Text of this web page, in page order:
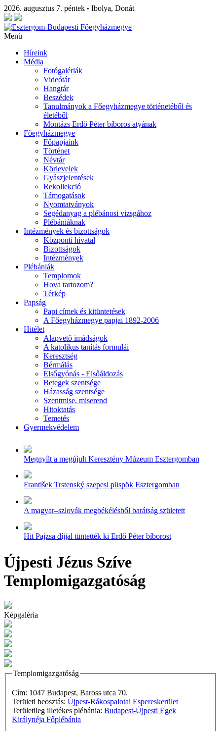
2026. augusztus 7. péntek • Ibolya, Donát
Menü
Híreink
Média
Fotógalériák
Videótár
Hangtár
Beszédek
Tanulmányok a Főegyházmegye történetéből és
életéből
Montázs Erdő Péter bíboros atyának
Főegyházmegye
Főpapjaink
Történet
Névtár
Körlevelek
Gyászjelentések
Rekollekció
Támogatások
Nyomtatványok
Segédanyag a plébánosi vizsgához
Plébániáknak
Intézmények és bizottságok
Központi hivatal
Bizottságok
Intézmények
Plébániák
Templomok
Hova tartozom?
Térkép
Papság
Papi címek és kitüntetések
A Főegyházmegye papjai 1892-2006
Hitélet
Alapvető imádságok
A katolikus tanítás formulái
Keresztség
Bérmálás
Elsőgyónás - Elsőáldozás
Betegek szentsége
Házasság szentsége
Szentmise, miserend
Hitoktatás
Temetés
Gyermekvédelem
Megnyílt a megújult Keresztény Múzeum Esztergomban
František Trstenský szepesi püspök Esztergomban
A magyar–szlovák megbékélésből barátság született
Hit Pajzsa díjjal tüntették ki Erdő Péter bíborost
Újpesti Jézus Szíve
Templomigazgatóság
Képgaléria
Templomigazgatóság
Cím: 1047 Budapest, Baross utca 70.
Területi beosztás: Újpest-Rákospalotai Espereskerület
Területileg illetékes plébánia: Budapest-Újpesti Egek
Királynéja Főplébánia